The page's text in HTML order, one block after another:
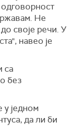
Не
своје речи. У
навео је
са
без
у једном
да ли би